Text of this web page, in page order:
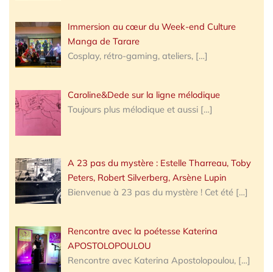
Immersion au cœur du Week-end Culture
Manga de Tarare
Cosplay, rétro-gaming, ateliers, […]
Caroline&Dede sur la ligne mélodique
Toujours plus mélodique et aussi […]
A 23 pas du mystère : Estelle Tharreau, Toby
Peters, Robert Silverberg, Arsène Lupin
Bienvenue à 23 pas du mystère ! Cet été […]
Rencontre avec la poétesse Katerina
APOSTOLOPOULOU
Rencontre avec Katerina Apostolopoulou, […]